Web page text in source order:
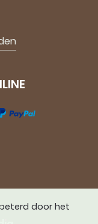
door het